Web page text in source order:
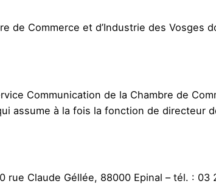
de Commerce et d’Industrie des Vosges
Communication de la Chambre de
assume à la fois la fonction de directeur
rue Claude Géllée, 88000 Epinal – tél. : 03